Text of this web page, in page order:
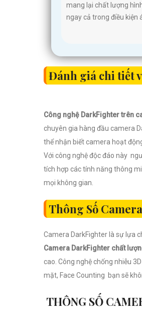
mang lại chất lượng
ngay cả trong điều kiện
Đánh giá chi tiết
Công nghệ DarkFighter trên
chuyên gia hàng đầu camera
thể nhận biết camera hoạt
Với công nghệ độc đáo này
tích hợp các tính năng thông
mọi không gian.
Thông Số
Camera DarkFighter là sự lựa
Camera DarkFighter chất
cao. Công nghệ chống nhiễu
mặt, Face Counting bạn sẽ
THÔNG SỐ